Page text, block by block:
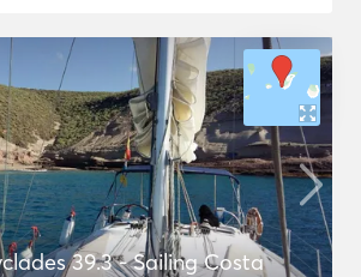
39.3 - Sailing Costa